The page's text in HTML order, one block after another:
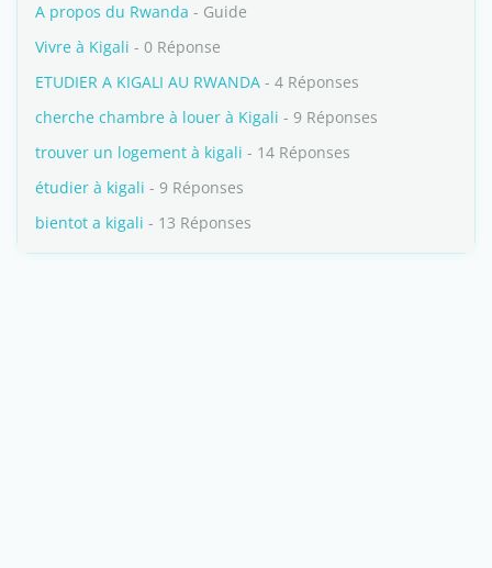
A propos du Rwanda - Guide
Vivre à Kigali - 0 Réponse
ETUDIER A KIGALI AU RWANDA - 4 Réponses
cherche chambre à louer à Kigali - 9 Réponses
trouver un logement à kigali - 14 Réponses
étudier à kigali - 9 Réponses
bientot a kigali - 13 Réponses